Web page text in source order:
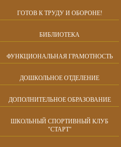
ГОТОВ К ТРУДУ И ОБОРОНЕ!
БИБЛИОТЕКА
ФУНКЦИОНАЛЬНАЯ ГРАМОТНОСТЬ
ДОШКОЛЬНОЕ ОТДЕЛЕНИЕ
ДОПОЛНИТЕЛЬНОЕ ОБРАЗОВАНИЕ
ШКОЛЬНЫЙ СПОРТИВНЫЙ КЛУБ
"СТАРТ"